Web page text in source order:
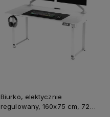
Biurko, elektycznie
regulowany, 160x75 cm, 72-